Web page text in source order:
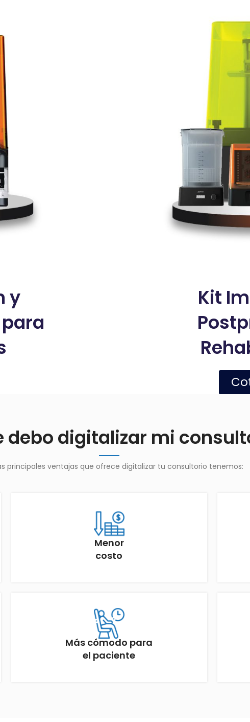
y
Kit
debo digitalizar mi
principales ventajas que ofrece digitalizar tu consultorio tenemos:
Menor
costo
Más cómodo para
el paciente